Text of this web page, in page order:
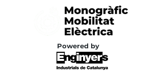
Powered by